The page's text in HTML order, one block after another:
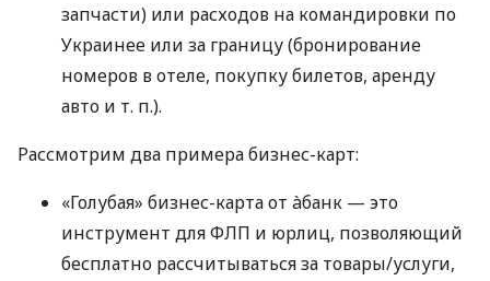
запчасти) или расходов на командировки по
Украинее или за границу (бронирование
номеров в отеле, покупку билетов, аренду
авто и т. п.).
Рассмотрим два примера бизнес-карт:
«Голубая» бизнес-карта от àбанк — это
инструмент для ФЛП и юрлиц, позволяющий
бесплатно рассчитываться за товары/услуги,